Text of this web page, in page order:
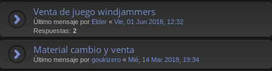
Venta de juego windjammers
Último mensaje por Elder « Vie, 01 Jun 2018, 12:32
Respuestas: 2
Material cambio y venta
Último mensaje por goukizero « Mié, 14 Mar 2018, 19:34